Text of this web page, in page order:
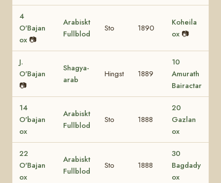
4
O'Bajan
ox 📷
Arabiskt
Fullblod
Sto 1890
Koheila
ox 📷
J.
O'Bajan
📷
Shagya-
arab
Hingst 1889
10
Amurath
Bairactar
14
O'bajan
ox
Arabiskt
Fullblod
Sto 1888
20
Gazlan
ox
22
O'Bajan
ox
Arabiskt
Fullblod
Sto 1888
30
Bagdady
ox